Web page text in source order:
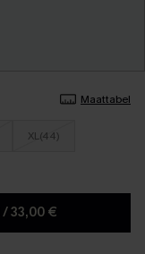
Maattabel
XL(44)
/33,00 €